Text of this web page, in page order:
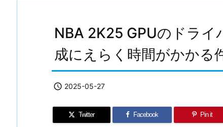
NBA 2K25 GPUのドライ
成にえらく時間がかかる
 2025-05-27
Twitter Facebook Pin it